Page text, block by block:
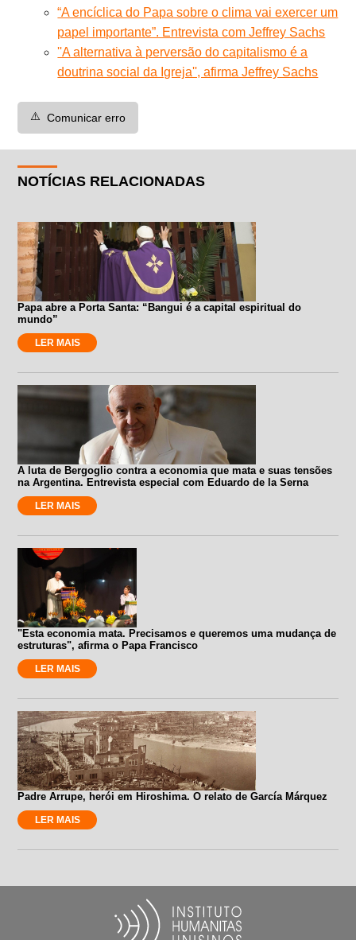
“A encíclica do Papa sobre o clima vai exercer um
papel importante”. Entrevista com Jeffrey Sachs
''A alternativa à perversão do capitalismo é a
doutrina social da Igreja'', afirma Jeffrey Sachs
⚠️ Comunicar erro
NOTÍCIAS RELACIONADAS
Papa abre a Porta Santa: “Bangui é a capital espiritual do
mundo”
LER MAIS
A luta de Bergoglio contra a economia que mata e suas tensões
na Argentina. Entrevista especial com Eduardo de la Serna
LER MAIS
"Esta economia mata. Precisamos e queremos uma mudança de
estruturas", afirma o Papa Francisco
LER MAIS
Padre Arrupe, herói em Hiroshima. O relato de García Márquez
LER MAIS